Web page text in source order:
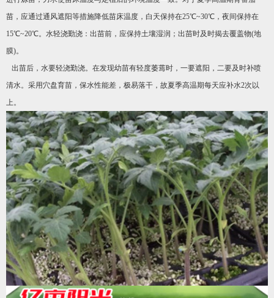
苗，应通过通风遮阳等措施降低苗床温度，白天保持在25℃~30℃，夜间保持在
15℃~20℃。水轻浇勤浇：出苗前，应保持土壤湿润；出苗时及时揭去覆盖物(地
膜)。
出苗后，水要轻浇勤浇。在发现幼苗有轻度萎蔫时，一要遮阳，二要及时补喷
清水。采用穴盘育苗，保水性能差，极易落干，故夏季高温期每天应补水2次以
上。